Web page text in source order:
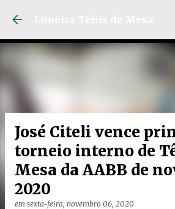
José Citeli vence
torneio interno de
Mesa da AABB de
2020
em sexta-feira, novembro 06, 2020